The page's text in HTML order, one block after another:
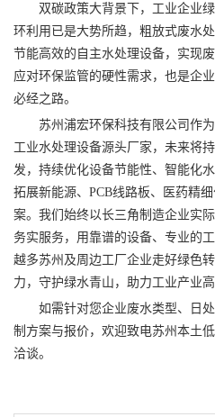
双碳政策大背景下，工业企业
环利用已是大势所趋，粗放式废水
节能高效的自主水处理设备，实现
应对环保监管的硬性需求，也是企
必经之路。
苏州浦宏环保科技有限公司作
工业水处理设备源头厂家，未来将
发，持续优化设备节能性、智能化
拓展新能源、PCB线路板、医药精
案。我们始终以长三角制造企业实
务实服务，用靠谱的设备、专业的
越多苏州及周边工厂企业走好绿色
力，守护绿水青山，助力工业产业
如需针对您企业废水类型、日
制方案与报价，欢迎致电苏州本土
洽谈。